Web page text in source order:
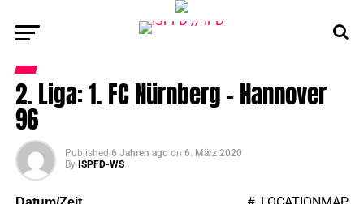
2. Liga: 1. FC Nürnberg – Hannover
96
Published 6 Jahren ago on 6. März 2020
By ISPFD-WS